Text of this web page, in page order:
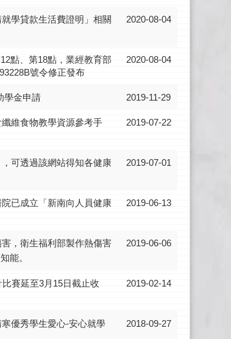
學貸款生活費證明」相關
2020-08-04
點、第18點，業經教育部
號令修正發布
2020-08-04
學金申請 2019-11-29
維食物教學資源參考手
2019-07-22
可透過該網站得知各健康
2019-07-01
已成立「新南向人員健康
2019-06-13
，衛生福利部製作熱傷害
能。
2019-06-06
賽延至3月15日截止收
2019-02-14
優秀學生愛心-安心就學
2018-09-27